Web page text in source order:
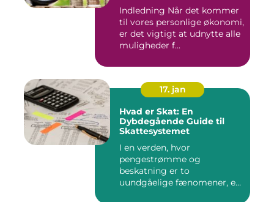
Indledning Når det kommer
til vores personlige økonomi,
er det vigtigt at udnytte alle
muligheder f...
17. jan
Hvad er Skat: En
Dybdegående Guide til
Skattesystemet
I en verden, hvor
pengestrømme og
beskatning er to
uundgåelige fænomener, er